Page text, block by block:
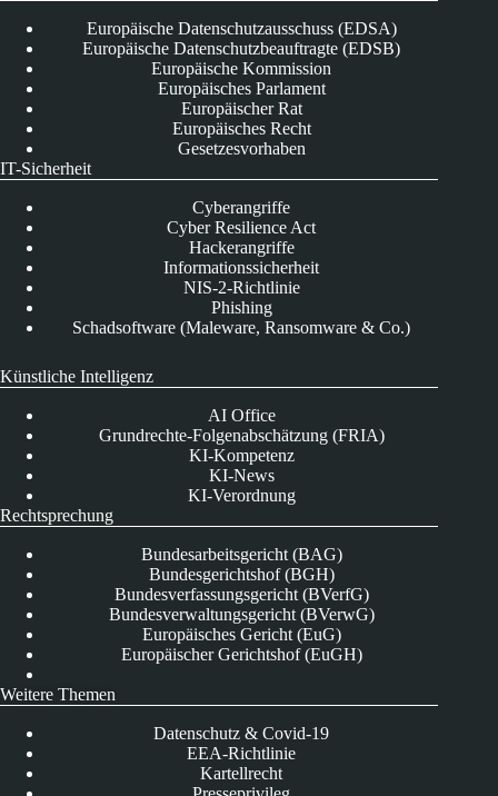
Europäische Datenschutzausschuss (EDSA)
Europäische Datenschutzbeauftragte (EDSB)
Europäische Kommission
Europäisches Parlament
Europäischer Rat
Europäisches Recht
Gesetzesvorhaben
IT-Sicherheit
Cyberangriffe
Cyber Resilience Act
Hackerangriffe
Informationssicherheit
NIS-2-Richtlinie
Phishing
Schadsoftware (Maleware, Ransomware & Co.)
Künstliche Intelligenz
AI Office
Grundrechte-Folgenabschätzung (FRIA)
KI-Kompetenz
KI-News
KI-Verordnung
Rechtsprechung
Bundesarbeitsgericht (BAG)
Bundesgerichtshof (BGH)
Bundesverfassungsgericht (BVerfG)
Bundesverwaltungsgericht (BVerwG)
Europäisches Gericht (EuG)
Europäischer Gerichtshof (EuGH)
Weitere Themen
Datenschutz & Covid-19
EEA-Richtlinie
Kartellrecht